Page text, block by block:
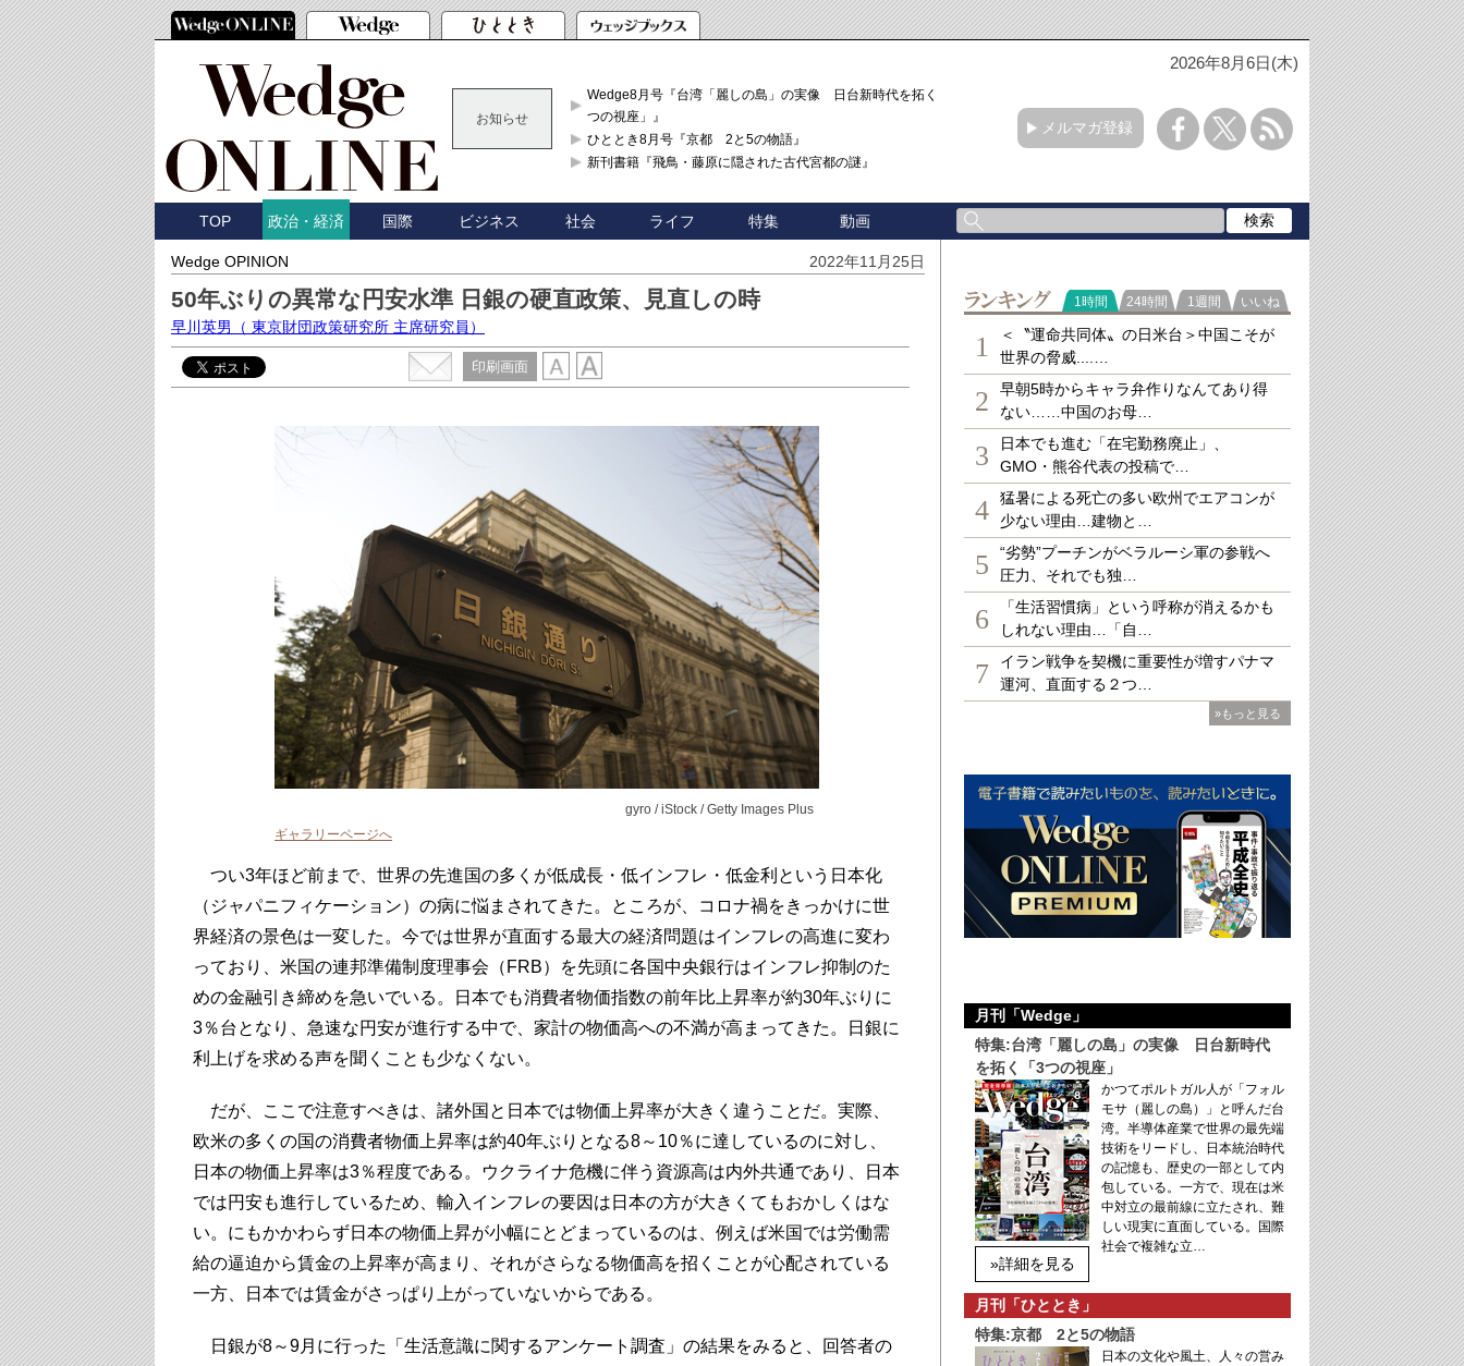
2026年8月6日(木)
お知らせ
Wedge8月号『台湾「麗しの島」の実像 日台新時代を拓く「3
つの視座」』
ひととき8月号『京都 2と5の物語』
新刊書籍『飛鳥・藤原に隠された古代宮都の謎』
メルマガ登録
TOP 政治・経済 国際 ビジネス 社会 ライフ 特集 動画
Wedge OPINION 2022年11月25日
50年ぶりの異常な円安水準 日銀の硬直政策、見直しの時
早川英男 （ 東京財団政策研究所 主席研究員）
印刷画面
gyro / iStock / Getty Images Plus
ギャラリーページへ
つい3年ほど前まで、世界の先進国の多くが低成長・低インフレ・低金利という日本化
（ジャパニフィケーション）の病に悩まされてきた。ところが、コロナ禍をきっかけに世
界経済の景色は一変した。今では世界が直面する最大の経済問題はインフレの高進に変わ
っており、米国の連邦準備制度理事会（FRB）を先頭に各国中央銀行はインフレ抑制のた
めの金融引き締めを急いでいる。日本でも消費者物価指数の前年比上昇率が約30年ぶりに
3％台となり、急速な円安が進行する中で、家計の物価高への不満が高まってきた。日銀に
利上げを求める声を聞くことも少なくない。
だが、ここで注意すべきは、諸外国と日本では物価上昇率が大きく違うことだ。実際、
欧米の多くの国の消費者物価上昇率は約40年ぶりとなる8～10％に達しているのに対し、
日本の物価上昇率は3％程度である。ウクライナ危機に伴う資源高は内外共通であり、日本
では円安も進行しているため、輸入インフレの要因は日本の方が大きくてもおかしくはな
い。にもかかわらず日本の物価上昇が小幅にとどまっているのは、例えば米国では労働需
給の逼迫から賃金の上昇率が高まり、それがさらなる物価高を招くことが心配されている
一方、日本では賃金がさっぱり上がっていないからである。
日銀が8～9月に行った「生活意識に関するアンケート調査」の結果をみると、回答者の
ランキング
1時間 24時間 1週間 いいね
1
＜〝運命共同体〟の日米台＞中国こそが
世界の脅威....…
2
早朝5時からキャラ弁作りなんてあり得
ない……中国のお母…
3
日本でも進む「在宅勤務廃止」、
GMO・熊谷代表の投稿で…
4
猛暑による死亡の多い欧州でエアコンが
少ない理由…建物と…
5
“劣勢”プーチンがベラルーシ軍の参戦へ
圧力、それでも独…
6
「生活習慣病」という呼称が消えるかも
しれない理由…「自…
7
イラン戦争を契機に重要性が増すパナマ
運河、直面する２つ…
»もっと見る
月刊「Wedge」
特集:台湾「麗しの島」の実像 日台新時代
を拓く「3つの視座」
»詳細を見る
かつてポルトガル人が「フォル
モサ（麗しの島）」と呼んだ台
湾。半導体産業で世界の最先端
技術をリードし、日本統治時代
の記憶も、歴史の一部として内
包している。一方で、現在は米
中対立の最前線に立たされ、難
しい現実に直面している。国際
社会で複雑な立…
月刊「ひととき」
特集:京都 2と5の物語
日本の文化や風土、人々の営み